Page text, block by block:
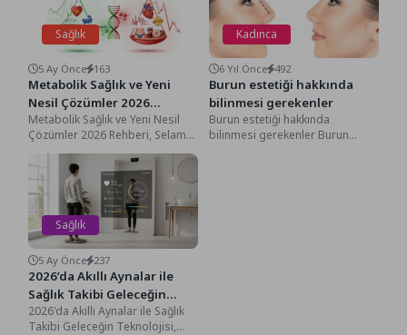
Sağlık
5 Ay Önce 163
Metabolik Sağlık ve Yeni
Nesil Çözümler 2026
Rehberi
Metabolik Sağlık ve Yeni Nesil
Çözümler 2026 Rehberi, Selam
metabolik sağlık meraklıları!
Nasılsınız? İçinde
bulunduğumuz...
Kadınca
6 Yıl Önce 492
Burun estetiği hakkında
bilinmesi gerekenler
Burun estetiği hakkında
bilinmesi gerekenler Burun
Sağlık
5 Ay Önce 237
2026’da Akıllı Aynalar ile
Sağlık Takibi Geleceğin
Teknolojisi
2026'da Akıllı Aynalar ile Sağlık
Takibi Geleceğin Teknolojisi,